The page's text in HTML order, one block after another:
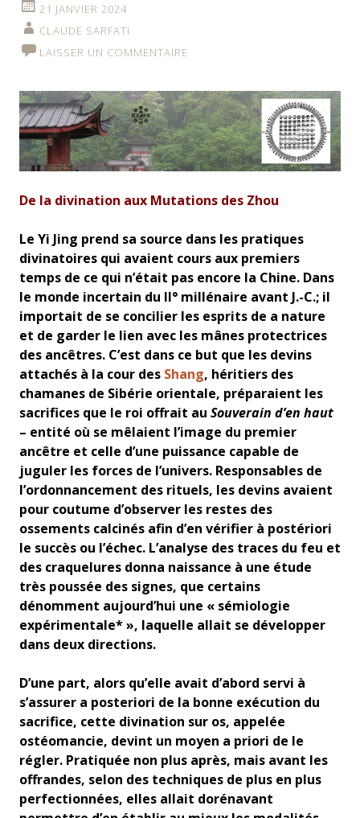
21 JANVIER 2024
CLAUDE SARFATI
LAISSER UN COMMENTAIRE
De la divination aux Mutations des Zhou
Le Yi Jing prend sa source dans les pratiques
divinatoires qui avaient cours aux premiers
temps de ce qui n’était pas encore la Chine. Dans
le monde incertain du II° millénaire avant J.-C.; il
importait de se concilier les esprits de a nature
et de garder le lien avec les mânes protectrices
des ancêtres. C’est dans ce but que les devins
attachés à la cour des Shang, héritiers des
chamanes de Sibérie orientale, préparaient les
sacrifices que le roi offrait au Souverain d’en haut
– entité où se mêlaient l’image du premier
ancêtre et celle d’une puissance capable de
juguler les forces de l’univers. Responsables de
l’ordonnancement des rituels, les devins avaient
pour coutume d’observer les restes des
ossements calcinés afin d’en vérifier à postériori
le succès ou l’échec. L’analyse des traces du feu et
des craquelures donna naissance à une étude
très poussée des signes, que certains
dénomment aujourd’hui une « sémiologie
expérimentale* », laquelle allait se développer
dans deux directions.
D’une part, alors qu’elle avait d’abord servi à
s’assurer a posteriori de la bonne exécution du
sacrifice, cette divination sur os, appelée
ostéomancie, devint un moyen a priori de le
régler. Pratiquée non plus après, mais avant les
offrandes, selon des techniques de plus en plus
perfectionnées, elles allait dorénavant